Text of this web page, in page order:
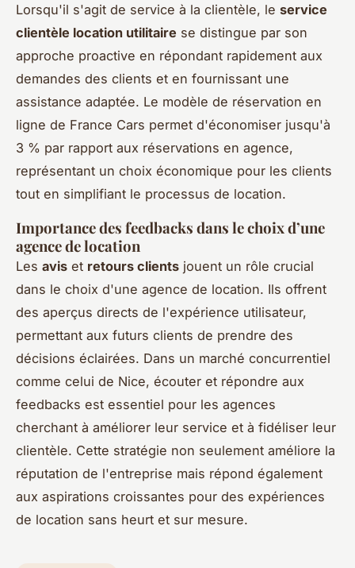
Lorsqu'il s'agit de service à la clientèle, le service
clientèle location utilitaire se distingue par son
approche proactive en répondant rapidement aux
demandes des clients et en fournissant une
assistance adaptée. Le modèle de réservation en
ligne de France Cars permet d'économiser jusqu'à
3 % par rapport aux réservations en agence,
représentant un choix économique pour les clients
tout en simplifiant le processus de location.
Importance des feedbacks dans le choix d’une
agence de location
Les avis et retours clients jouent un rôle crucial
dans le choix d'une agence de location. Ils offrent
des aperçus directs de l'expérience utilisateur,
permettant aux futurs clients de prendre des
décisions éclairées. Dans un marché concurrentiel
comme celui de Nice, écouter et répondre aux
feedbacks est essentiel pour les agences
cherchant à améliorer leur service et à fidéliser leur
clientèle. Cette stratégie non seulement améliore la
réputation de l'entreprise mais répond également
aux aspirations croissantes pour des expériences
de location sans heurt et sur mesure.